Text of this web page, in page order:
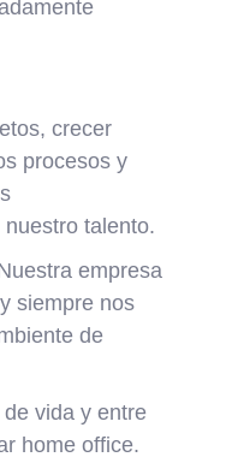
crecer
procesos y
talento.
empresa
siempre nos
de
vida y entre
home office.